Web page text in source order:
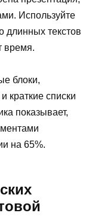
Используйте
длинных текстов
время.
блоки,
краткие списки
показывает,
на 65%.